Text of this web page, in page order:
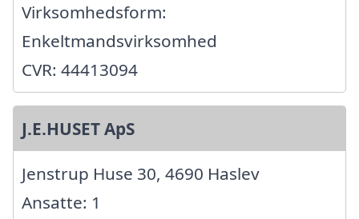
Virksomhedsform:
Enkeltmandsvirksomhed
CVR: 44413094
J.E.HUSET ApS
Jenstrup Huse 30, 4690 Haslev
Ansatte: 1